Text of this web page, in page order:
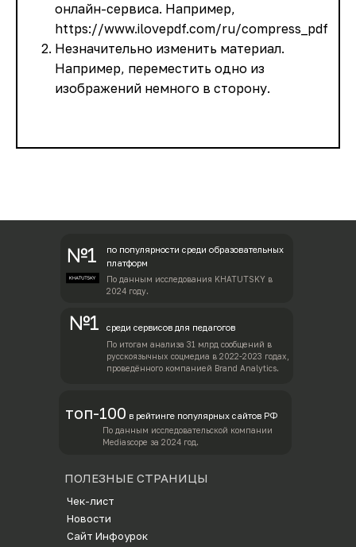
онлайн-сервиса. Например,
https://www.ilovepdf.com/ru/compress_pdf
Незначительно изменить материал.
Например, переместить одно из
изображений немного в сторону.
№1
по популярности среди образовательных
платформ
По данным исследования KHATUTSKY в
2024 году.
№1 среди сервисов для педагогов
По итогам анализа 31 млрд сообщений в
русскоязычных соцмедиа в 2022-2023 годах,
проведённого компанией Brand Analytics.
топ-100 в рейтинге популярных сайтов РФ
По данным исследовательской компании
Mediascope за 2024 год.
Новости
Сайт Инфоурок
Чек-лист
ПОЛЕЗНЫЕ СТРАНИЦЫ